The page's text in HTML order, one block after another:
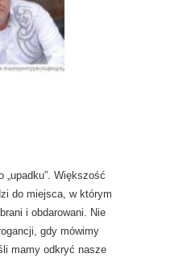
„upadku”. Większość
do miejsca, w którym
i obdarowani. Nie
gdy mówimy
mamy odkryć nasze